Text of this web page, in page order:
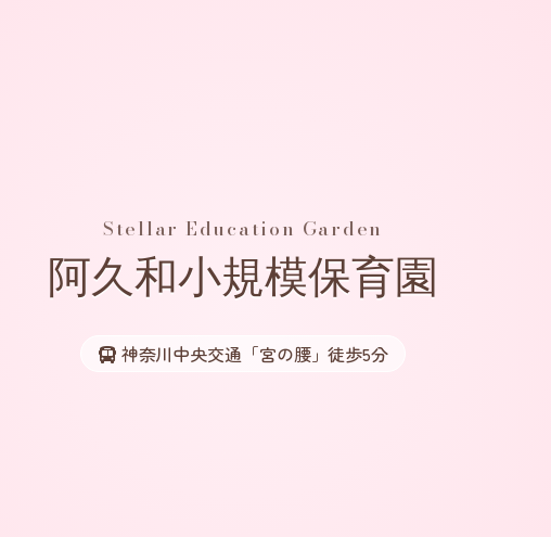
Stellar Education Garden
阿久和小規模保育園
神奈川中央交通「宮の腰」徒歩5分